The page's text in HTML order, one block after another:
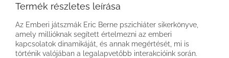
Termék részletes leírása
Az Emberi játszmák Eric Berne pszichiáter sikerkönyve,
amely millióknak segített értelmezni az emberi
kapcsolatok dinamikáját, és annak megértését, mi is
történik valójában a legalapvetőbb interakcióink során.